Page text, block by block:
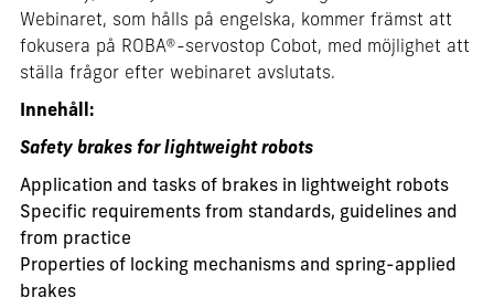
Webinaret, som hålls på engelska, kommer främst att
fokusera på ROBA®-servostop Cobot, med möjlighet att
ställa frågor efter webinaret avslutats.
Innehåll:
Safety brakes for lightweight robots
Application and tasks of brakes in lightweight robots
Specific requirements from standards, guidelines and
from practice
Properties of locking mechanisms and spring-applied
brakes